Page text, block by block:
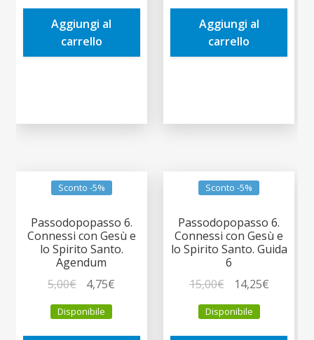
era:
15,00€.
è:
Aggiungi al
carrello
era:
10,00€.
è:
Aggiungi al
carrello
Sconto -5%
Passodopopasso 6.
Connessi con Gesù e
lo Spirito Santo.
Agendum
5,00€
prezzo
originale
era:
4,75€
è:
Disponibile
Sconto -5%
Passodopopasso 6.
Connessi con Gesù e
lo Spirito Santo. Guida
6
15,00€
prezzo
originale
era:
14,25€Il
è:
Disponibile